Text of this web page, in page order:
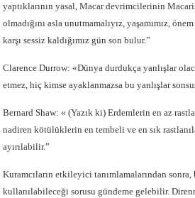
yaptıklarının yasal, Macar devrimcilerinin
olmadığını asla unutmamalıyız, yaşamımız,
karşı sessiz kaldığımız gün son bulur.”
Clarence Durrow: «Dünya durdukça yanlışlar
etmez, hiç kimse ayaklanmazsa bu yanlışlar
Bernard Shaw: « (Yazık ki) Erdemlerin en az
nadiren kötülüklerin en tembeli ve en sık
ayırılabilir.”
Kuramcıların etkileyici tanımlamalarından sonra,
kullanılabileceği sorusu gündeme gelebilir.